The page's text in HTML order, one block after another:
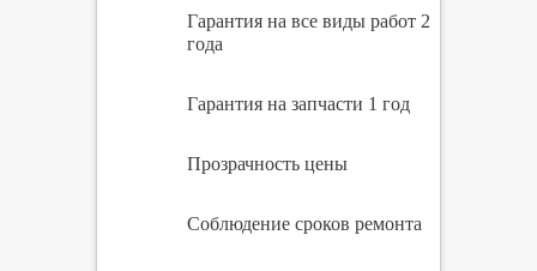
Гарантия на все виды работ 2
года
Гарантия на запчасти 1 год
Прозрачность цены
Соблюдение сроков ремонта